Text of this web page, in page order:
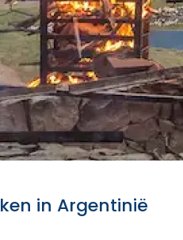
in Argentinië